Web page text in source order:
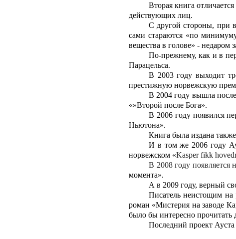
Вторая книга
действующих лиц.
С другой стороны, при
сами стараются «по
вещества в голове» - недаром
По-прежнему, как и в
Парацельса.
В 2003 году выходит
престижную норвежскую
В 2004 году вышла
«»Второй после Бога».
В 2006 году появился
Ньютона».
Книга была издана
И в том же 2006 году
норвежском «Kasper fikk
В 2008 году появляется
момента».
А в 2009 году, верный
Писатель неистощим
роман «Мистерия на заводе
было бы интересно прочитать
Последний проект Ауста